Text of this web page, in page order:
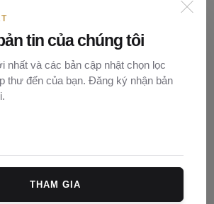
hợp đồng bằng ngoại tệ không?
tin của chúng tôi
nhất và các bản cập nhật chọn lọc
thư đến của bạn. Đăng ký nhận bản
THAM GIA